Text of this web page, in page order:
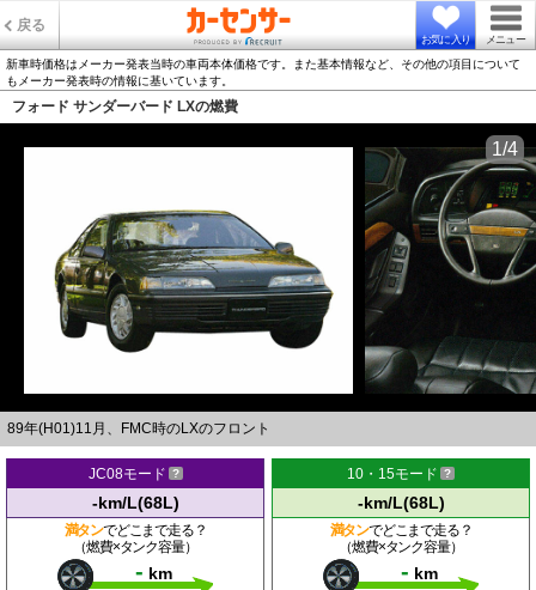
戻る
お気に入り メニュー
新車時価格はメーカー発表当時の車両本体価格です。また基本情報など、その他の項目について
もメーカー発表時の情報に基いています。
フォード サンダーバード LXの燃費
89年(H01)11月、FMC時のLXのフロント
1/4
JC08モード
-km/L(68L)
満タンでどこまで走る？
（燃費×タンク容量）
- km
10・15モード
-km/L(68L)
満タンでどこまで走る？
（燃費×タンク容量）
- km